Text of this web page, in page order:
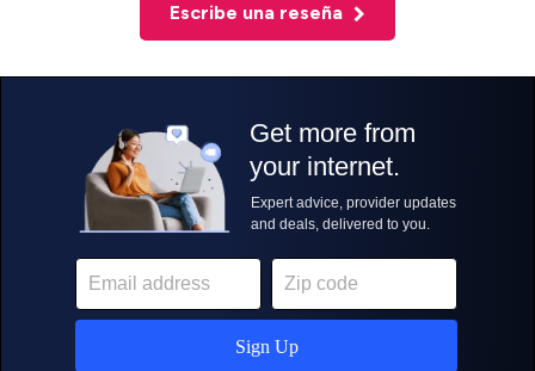
Escribe una reseña